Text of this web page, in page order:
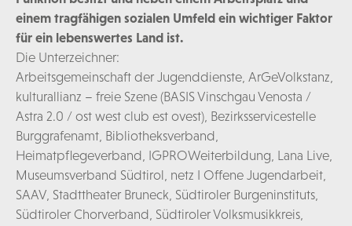
einem tragfähigen sozialen Umfeld ein wichtiger Faktor
für ein lebenswertes Land ist.
Die Unterzeichner:
Arbeitsgemeinschaft der Jugenddienste, ArGeVolkstanz,
kulturallianz – freie Szene (BASIS Vinschgau Venosta /
Astra 2.0 / ost west club est ovest), Bezirksservicestelle
Burggrafenamt, Bibliotheksverband,
Heimatpflegeverband, IGPROWeiterbildung, Lana Live,
Museumsverband Südtirol, netz I Offene Jugendarbeit,
SAAV, Stadttheater Bruneck, Südtiroler Burgeninstituts,
Südtiroler Chorverband, Südtiroler Volksmusikkreis,